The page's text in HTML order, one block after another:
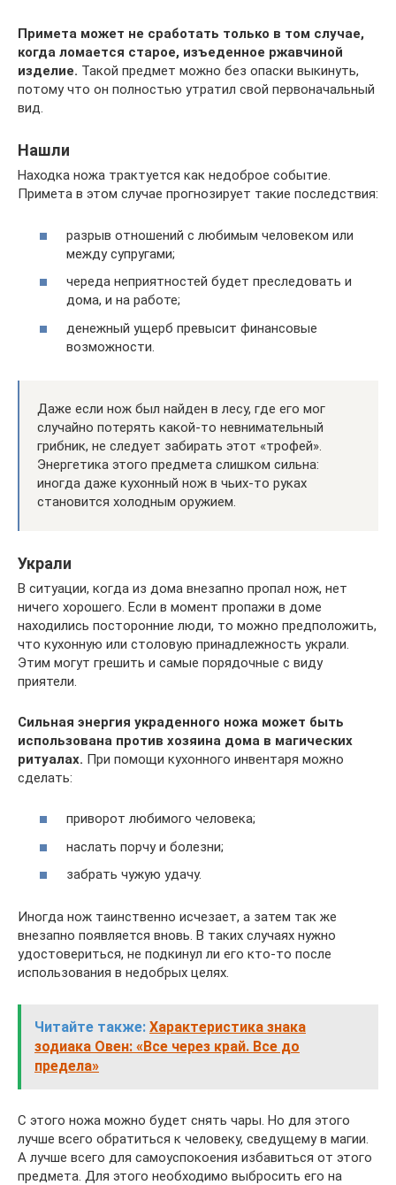
Примета может не сработать только в том случае,
когда ломается старое, изъеденное ржавчиной
изделие. Такой предмет можно без опаски выкинуть,
потому что он полностью утратил свой первоначальный
вид.
Нашли
Находка ножа трактуется как недоброе событие.
Примета в этом случае прогнозирует такие последствия:
разрыв отношений с любимым человеком или
между супругами;
череда неприятностей будет преследовать и
дома, и на работе;
денежный ущерб превысит финансовые
возможности.
Даже если нож был найден в лесу, где его мог
случайно потерять какой-то невнимательный
грибник, не следует забирать этот «трофей».
Энергетика этого предмета слишком сильна:
иногда даже кухонный нож в чьих-то руках
становится холодным оружием.
Украли
В ситуации, когда из дома внезапно пропал нож, нет
ничего хорошего. Если в момент пропажи в доме
находились посторонние люди, то можно предположить,
что кухонную или столовую принадлежность украли.
Этим могут грешить и самые порядочные с виду
приятели.
Сильная энергия украденного ножа может быть
использована против хозяина дома в магических
ритуалах. При помощи кухонного инвентаря можно
сделать:
приворот любимого человека;
наслать порчу и болезни;
забрать чужую удачу.
Иногда нож таинственно исчезает, а затем так же
внезапно появляется вновь. В таких случаях нужно
удостовериться, не подкинул ли его кто-то после
использования в недобрых целях.
Читайте также: Характеристика знака
зодиака Овен: «Все через край. Все до
предела»
С этого ножа можно будет снять чары. Но для этого
лучше всего обратиться к человеку, сведущему в магии.
А лучше всего для самоуспокоения избавиться от этого
предмета. Для этого необходимо выбросить его на